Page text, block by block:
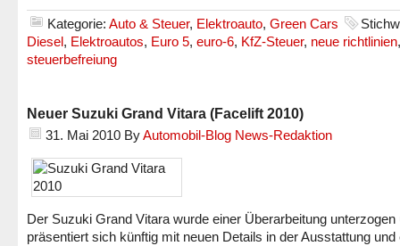
Kategorie: Auto & Steuer, Elektroauto, Green Cars
Diesel, Elektroautos, Euro 5, euro-6, KfZ-Steuer, neue richtlinien,
steuerbefreiung
Neuer Suzuki Grand Vitara (Facelift 2010)
31. Mai 2010 ByAutomobil-Blog News-Redaktion
Der Suzuki Grand Vitara wurde einer Überarbeitung unterzogen
präsentiert sich künftig mit neuen Details in der Ausstattung und